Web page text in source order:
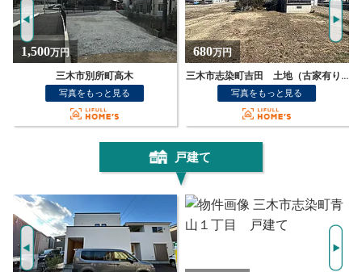
680万円
写真をもっと見る
1,350万円
三木市別所町石野 土地
写真をもっと見る
戸建て